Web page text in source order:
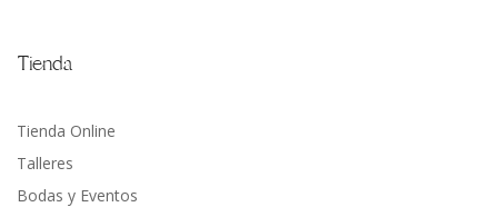
Tienda
Tienda Online
Talleres
Bodas y Eventos